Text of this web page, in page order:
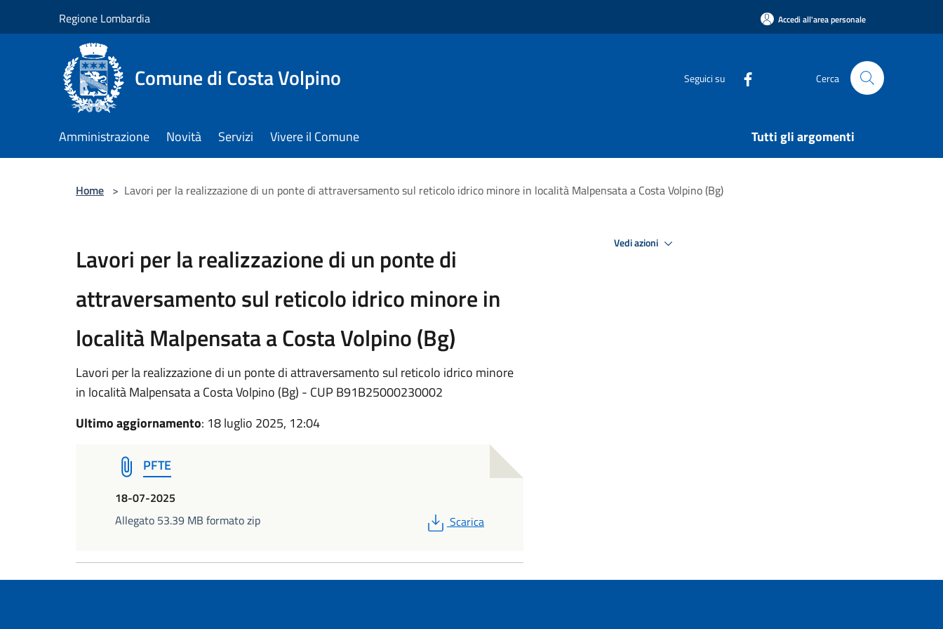
Regione Lombardia Accedi all'area personale
Comune di Costa Volpino Seguici su Cerca
Amministrazione Novità Servizi Vivere il Comune Tutti gli argomenti
Home > Lavori per la realizzazione di un ponte di attraversamento sul reticolo idrico minore in località Malpensata a Costa Volpino (Bg)
Lavori per la realizzazione di un ponte di
attraversamento sul reticolo idrico minore in
località Malpensata a Costa Volpino (Bg)
Lavori per la realizzazione di un ponte di attraversamento sul reticolo idrico minore
in località Malpensata a Costa Volpino (Bg) - CUP B91B25000230002
Ultimo aggiornamento: 18 luglio 2025, 12:04
PFTE
18-07-2025
Allegato 53.39 MB formato zip
PDF
Scarica
Vedi azioni